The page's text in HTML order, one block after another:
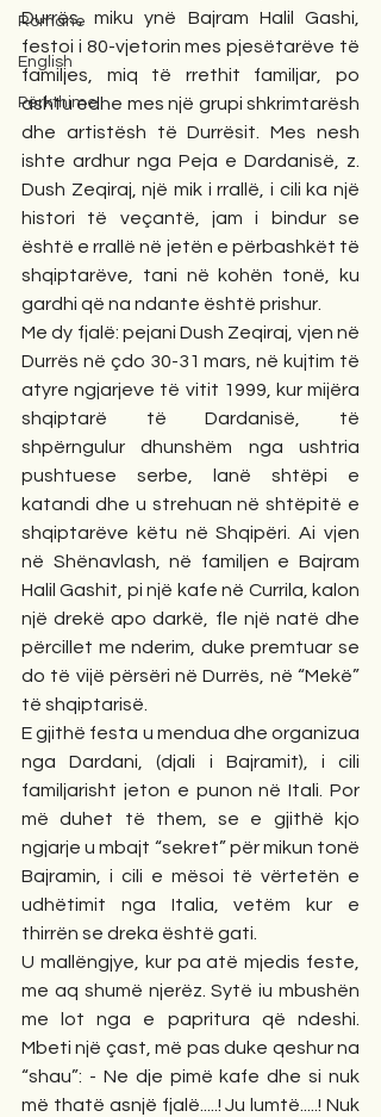
Romane
English
Përkthime
Durrës, miku ynë Bajram Halil Gashi,
festoi i 80-vjetorin mes pjesëtarëve të
familjes, miq të rrethit familjar, po
ashtu edhe mes një grupi shkrimtarësh
dhe artistësh të Durrësit. Mes nesh
ishte ardhur nga Peja e Dardanisë, z.
Dush Zeqiraj, një mik i rrallë, i cili ka një
histori të veçantë, jam i bindur se
është e rrallë në jetën e përbashkët të
shqiptarëve, tani në kohën tonë, ku
gardhi që na ndante është prishur.
Me dy fjalë: pejani Dush Zeqiraj, vjen në
Durrës në çdo 30-31 mars, në kujtim të
atyre ngjarjeve të vitit 1999, kur mijëra
shqiptarë të Dardanisë, të
shpërngulur dhunshëm nga ushtria
pushtuese serbe, lanë shtëpi e
katandi dhe u strehuan në shtëpitë e
shqiptarëve këtu në Shqipëri. Ai vjen
në Shënavlash, në familjen e Bajram
Halil Gashit, pi një kafe në Currila, kalon
një drekë apo darkë, fle një natë dhe
përcillet me nderim, duke premtuar se
do të vijë përsëri në Durrës, në “Mekë”
të shqiptarisë.
E gjithë festa u mendua dhe organizua
nga Dardani, (djali i Bajramit), i cili
familjarisht jeton e punon në Itali. Por
më duhet të them, se e gjithë kjo
ngjarje u mbajt “sekret” për mikun tonë
Bajramin, i cili e mësoi të vërtetën e
udhëtimit nga Italia, vetëm kur e
thirrën se dreka është gati.
U mallëngjye, kur pa atë mjedis feste,
me aq shumë njerëz. Sytë iu mbushën
me lot nga e papritura që ndeshi.
Mbeti një çast, më pas duke qeshur na
“shau”: - Ne dje pimë kafe dhe si nuk
më thatë asnjë fjalë.....! Ju lumtë.....! Nuk